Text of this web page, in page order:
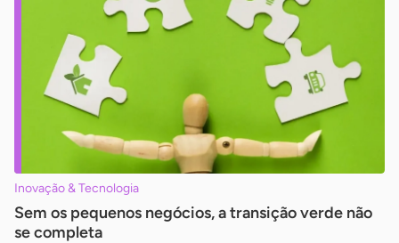
Inovação & Tecnologia
Sem os pequenos negócios, a transição verde não
se completa